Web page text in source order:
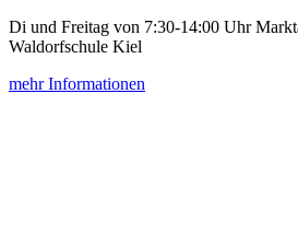
Di und Freitag von 7:30-14:00 Uhr
Waldorfschule Kiel
mehr Informationen